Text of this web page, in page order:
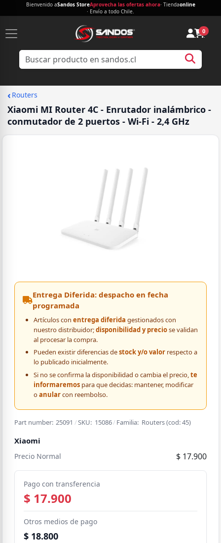
Bienvenido aSandos StoreAprovecha las ofertas ahora· Tiendaonline
· Envío a todo Chile.
0
‹ Routers
Xiaomi MI Router 4C - Enrutador inalámbrico -
conmutador de 2 puertos - Wi-Fi - 2,4 GHz
Entrega Diferida: despacho en fecha
programada
Artículos con entrega diferida gestionados con
nuestro distribuidor;disponibilidad y preciose validan
al procesar la compra.
Pueden existir diferencias destock y/o valorrespecto a
lo publicado inicialmente.
Si no se confirma la disponibilidad o cambia el precio,te
informaremospara que decidas: mantener, modificar
oanularcon reembolso.
Part number: 25091 /SKU: 15086/Familia: Routers(cod:45)
Xiaomi
Precio Normal $ 17.900
Pago con transferencia
$ 17.900
Otros medios de pago
$ 18.800